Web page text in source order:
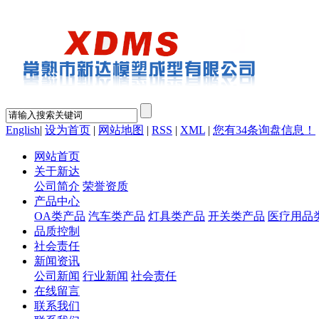
English| 设为首页 | 网站地图 | RSS | XML | 您有34条询盘信息！
网站首页
关于新达
公司简介 荣誉资质
产品中心
OA类产品 汽车类产品 灯具类产品 开关类产品 医疗用品
品质控制
社会责任
新闻资讯
公司新闻 行业新闻 社会责任
在线留言
联系我们